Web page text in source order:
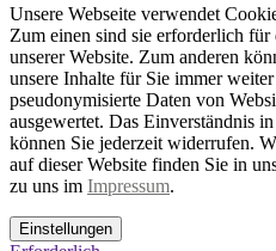
Unsere Webseite verwendet
Zum einen sind sie erforderlich
unserer Website. Zum anderen
unsere Inhalte für Sie immer
pseudonymisierte Daten von
ausgewertet. Das Einverständnis
können Sie jederzeit widerrufen.
auf dieser Website finden Sie in
zu uns im Impressum.
Einstellungen